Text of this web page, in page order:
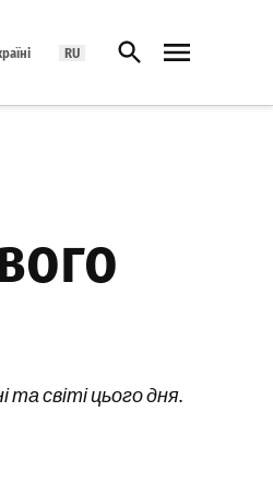
RU Відкрити пошук
та світі цього дня.